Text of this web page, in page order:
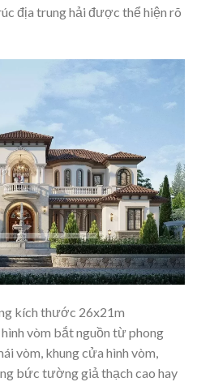
địa trung hải được thể hiện rõ
kích thước 26x21m
vòm bắt nguồn từ phong
vòm, khung cửa hình vòm,
bức tường giả thạch cao hay